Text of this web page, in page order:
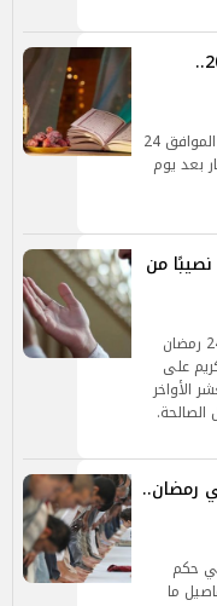
موعد أذان المغرب اليوم 24 رمضان 2025..
ينشر الموجز فيما يلي موعد أذان المغرب اليوم، الموافق 24
بعد يوم
لنا نصيبًا من
ينشر موقع الموجز في التقرير التالي دعاء يوم 24 رمضان
على
الأواخر
الصالحة.
رمضان..
حكم
ما